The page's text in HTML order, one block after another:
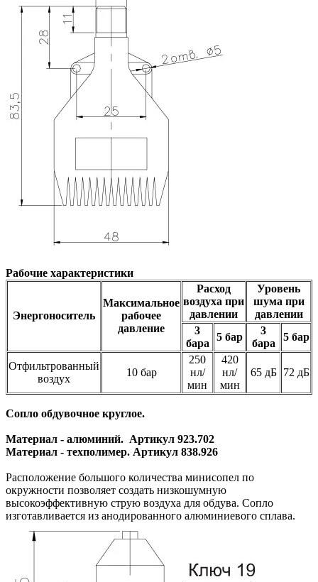
Рабочие характеристики
Энергоноситель
Максимальное
рабочее
давление
Расход
воздуха при
давлении
Уровень
шума при
давлении
3
бара
5 бар
3
бара
5 бар
Отфильтрованный
воздух
10 бар
250
нл/
мин
420
нл/
мин
65 дБ 72 дБ
Сопло обдувочное круглое.
Материал - алюминий. Артикул 923.702
Материал - техполимер. Артикул 838.926
Расположение большого количества минисопел по
окружности позволяет создать низкошумную
высокоэффективную струю воздуха для обдува. Сопло
изготавливается из анодированного алюминиевого сплава.